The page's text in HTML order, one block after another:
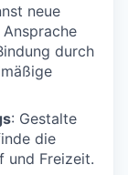
neue
durch
: Gestalte
die
und Freizeit.